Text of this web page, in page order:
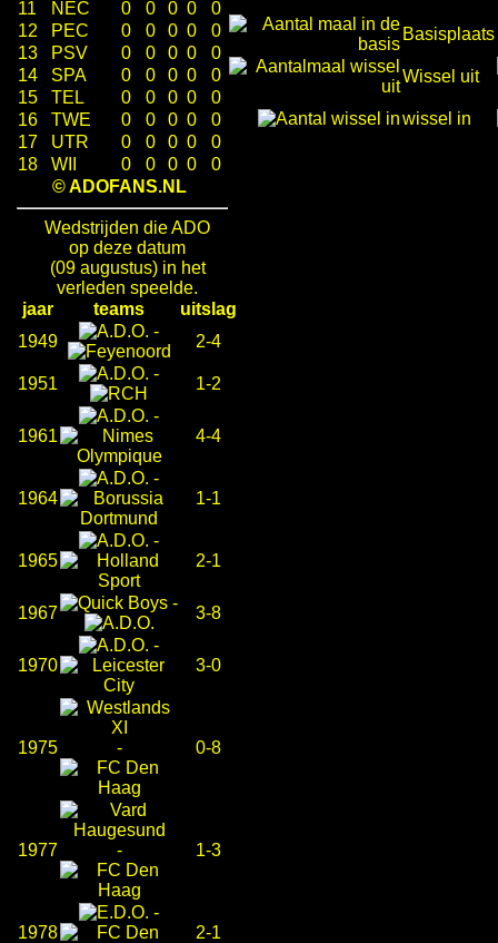
11
NEC 0 0 0 0
0
12
PEC 0 0 0 0
0
13
PSV 0 0 0 0
0
14
SPA 0 0 0 0
0
15
TEL 0 0 0 0
0
16
TWE 0 0 0 0
0
17
UTR 0 0 0 0
0
18
WII 0 0 0 0
0
© ADOFANS.NL
Wedstrijden die ADO
op deze datum
(09 augustus) in het
verleden speelde.
jaar
teams
uitslag
1949
-
2-4
1951
-
1-2
1961
-
4-4
1964
-
1-1
1965
-
2-1
1967
-
3-8
1970
-
3-0
1975 - 0-8
1977 - 1-3
1978
-
2-1
Basisplaats
Wissel uit
wissel in